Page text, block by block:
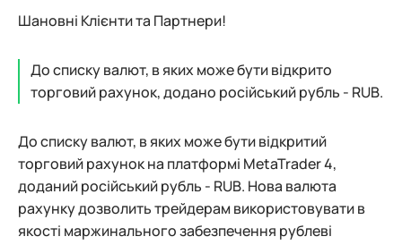
Шановні Клієнти та Партнери!
До списку валют, в яких може бути відкрито
торговий рахунок, додано російський рубль - RUB.
До списку валют, в яких може бути відкритий
торговий рахунок на платформі MetaTrader 4,
доданий російський рубль - RUB. Нова валюта
рахунку дозволить трейдерам використовувати в
якості маржинального забезпечення рублеві